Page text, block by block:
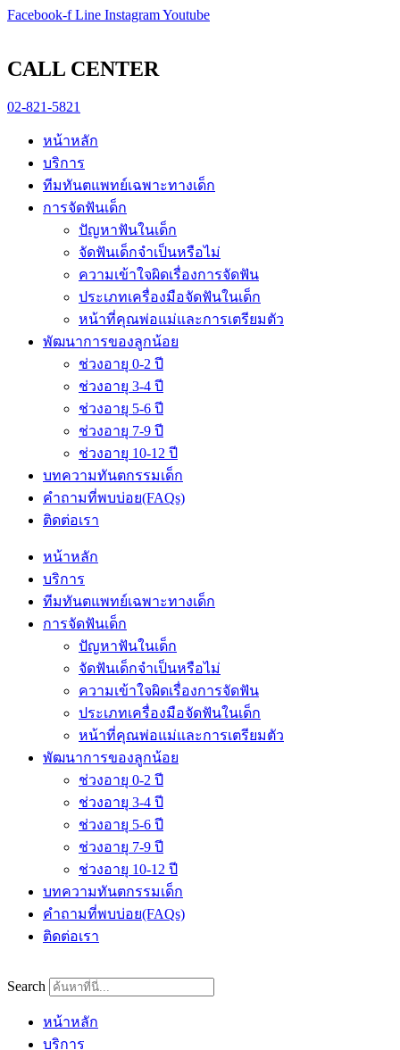
Skip
Facebook-f Line InstagramYoutube
CALL CENTER
02-821-5821
หน้าหลัก
บริการ
ทีมทันตแพทย์เฉพาะทางเด็ก
การจัดฟันเด็ก
ปัญหาฟันในเด็ก
จัดฟันเด็กจำเป็นหรือไม่
ความเข้าใจผิดเรื่องการจัดฟัน
ประเภทเครื่องมือจัดฟันในเด็ก
หน้าที่คุณพ่อแม่และการเตรียมตัว
พัฒนาการของลูกน้อย
ช่วงอายุ 0-2 ปี
ช่วงอายุ 3-4 ปี
ช่วงอายุ 5-6 ปี
ช่วงอายุ 7-9 ปี
ช่วงอายุ 10-12 ปี
บทความทันตกรรมเด็ก
คำถามที่พบบ่อย(FAQs)
ติดต่อเรา
หน้าหลัก
บริการ
ทีมทันตแพทย์เฉพาะทางเด็ก
การจัดฟันเด็ก
ปัญหาฟันในเด็ก
จัดฟันเด็กจำเป็นหรือไม่
ความเข้าใจผิดเรื่องการจัดฟัน
ประเภทเครื่องมือจัดฟันในเด็ก
หน้าที่คุณพ่อแม่และการเตรียมตัว
พัฒนาการของลูกน้อย
ช่วงอายุ 0-2 ปี
ช่วงอายุ 3-4 ปี
ช่วงอายุ 5-6 ปี
ช่วงอายุ 7-9 ปี
ช่วงอายุ 10-12 ปี
บทความทันตกรรมเด็ก
คำถามที่พบบ่อย(FAQs)
ติดต่อเรา
Search
หน้าหลัก
บริการ